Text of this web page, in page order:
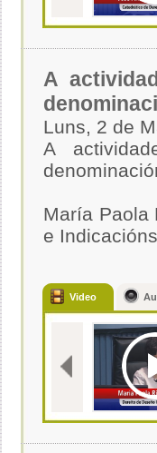
A
Luns, 2 de
A
María Paola
e
Video